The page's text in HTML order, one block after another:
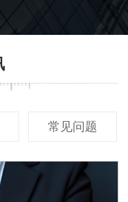
常见问题